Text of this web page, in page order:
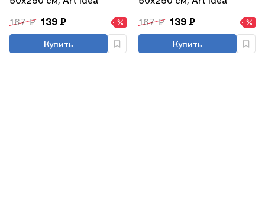
167 ₽ 139 ₽
Купить
167 ₽ 139 ₽
Купить